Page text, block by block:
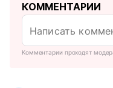
КОММЕНТАРИИ
Комментарии проходят